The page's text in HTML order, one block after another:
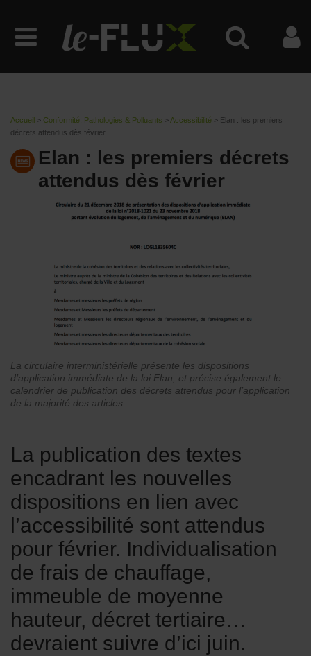
Accueil > Conformité, Pathologies & Polluants > Accessibilité > Elan : les premiers
décrets attendus dès février
Elan : les premiers décrets
attendus dès février
La circulaire interministérielle présente les dispositions
d’application immédiate de la loi Elan, et précise également le
calendrier de publication des décrets attendus pour l’application
de la majorité des articles.
La publication des textes
encadrant les nouvelles
dispositions en lien avec
l’accessibilité sont attendus
pour février. Individualisation
de frais de chauffage,
immeuble de moyenne
hauteur, décret tertiaire…
devraient suivre d’ici juin.